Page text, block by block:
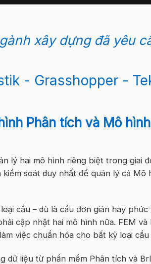
xây dựng đã yêu
Phân tích và Mô
lý hai mô hình riêng biệt trong giai
soát duy nhất để quản lý cả Mô
cầu – dù là cầu đơn giản hay
cập nhật hai mô hình nữa. FEM
việc chuẩn hóa cho bất kỳ loại cầu
dữ liệu từ phần mềm Phân tích và